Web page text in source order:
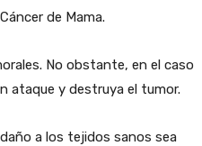
de Mama.
No obstante, en el caso
ataque y destruya el tumor.
a los tejidos sanos sea